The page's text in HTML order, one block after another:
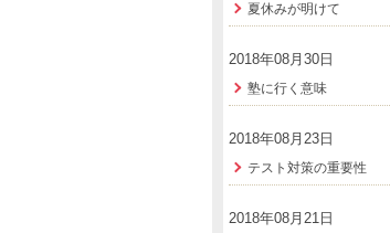
夏休みが明けて
2018年08月30日
塾に行く意味
2018年08月23日
テスト対策の重要性
2018年08月21日